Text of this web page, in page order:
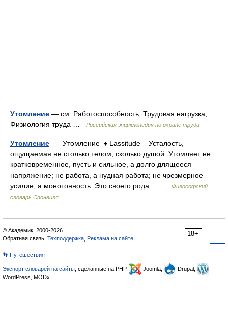
Утомление — см. Работоспособность, Трудовая нагрузка,
Физиология труда …
Российская энциклопедия по охране труда
Утомление — Утомление ♦ Lassitude Усталость,
ощущаемая не столько телом, сколько душой. Утомляет не
кратковременное, пусть и сильное, а долго длящееся
напряжение; не работа, а нудная работа; не чрезмерное
усилие, а монотонность. Это своего рода… …
Философский
словарь Спонвиля
18+
© Академик, 2000-2026
Обратная связь: Техподдержка Реклама на сайте
👣 Путешествия
Экспорт словарей на сайты , сделанные на PHP, Joomla,
Drupal,
WordPress, MODx.